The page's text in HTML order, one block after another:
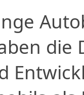
die